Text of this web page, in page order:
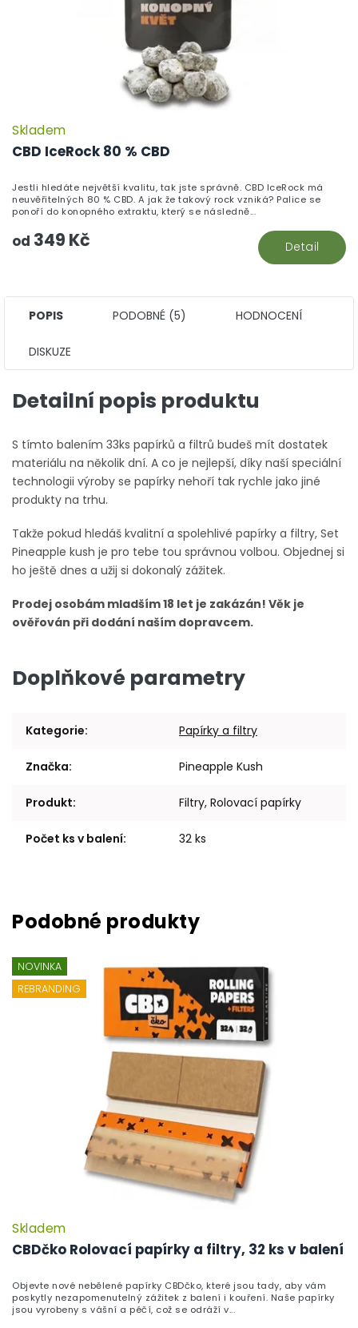
CBD IceRock 80 % CBD
Skladem
od 349 Kč Detail
Jestli hledáte největší kvalitu, tak jste správně. CBD IceRock má
neuvěřitelných 80 % CBD. A jak že takový rock vzniká? Palice se
ponoří do konopného extraktu, který se následně...
POPIS PODOBNÉ (5) HODNOCENÍ
DISKUZE
Detailní popis produktu
S tímto balením 33ks papírků a filtrů budeš mít dostatek
materiálu na několik dní. A co je nejlepší, díky naší speciální
technologii výroby se papírky nehoří tak rychle jako jiné
produkty na trhu.
Takže pokud hledáš kvalitní a spolehlivé papírky a filtry, Set
Pineapple kush je pro tebe tou správnou volbou. Objednej si
ho ještě dnes a užij si dokonalý zážitek.
Prodej osobám mladším 18 let je zakázán! Věk je
ověřován při dodání naším dopravcem.
Doplňkové parametry
Kategorie: Papírky a filtry
Značka: Pineapple Kush
Produkt: Filtry, Rolovací papírky
Počet ks v balení: 32 ks
NOVINKA
REBRANDING
CBDčko Rolovací papírky a filtry, 32 ks v balení
Skladem
Objevte nové nebělené papírky CBDčko, které jsou tady, aby vám
poskytly nezapomenutelný zážitek z balení i kouření. Naše papírky
jsou vyrobeny s vášní a péčí, což se odráží v...